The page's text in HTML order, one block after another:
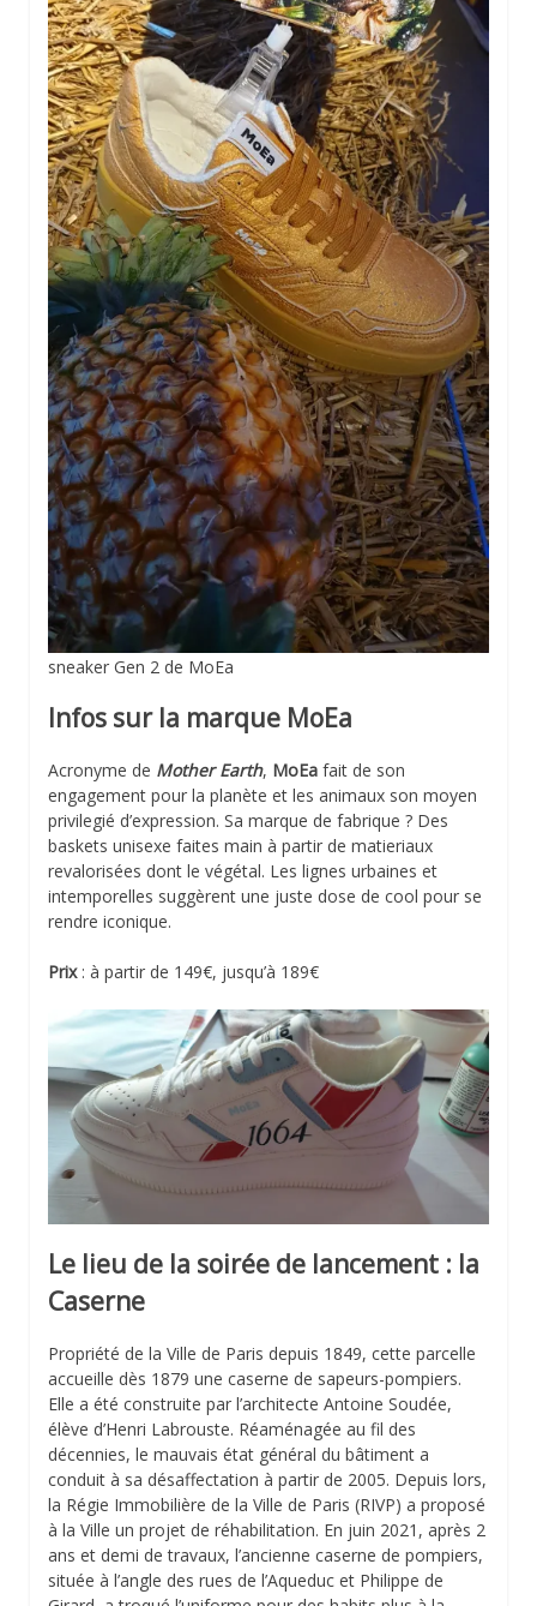
sneaker Gen 2 de MoEa
Infos sur la marque MoEa
Acronyme de Mother Earth, MoEa fait de son
engagement pour la planète et les animaux son moyen
privilegié d’expression. Sa marque de fabrique ? Des
baskets unisexe faites main à partir de matieriaux
revalorisées dont le végétal. Les lignes urbaines et
intemporelles suggèrent une juste dose de cool pour se
rendre iconique.
Prix : à partir de 149€, jusqu’à 189€
Le lieu de la soirée de lancement : la
Caserne
Propriété de la Ville de Paris depuis 1849, cette parcelle
accueille dès 1879 une caserne de sapeurs-pompiers.
Elle a été construite par l’architecte Antoine Soudée,
élève d’Henri Labrouste. Réaménagée au fil des
décennies, le mauvais état général du bâtiment a
conduit à sa désaffectation à partir de 2005. Depuis lors,
la Régie Immobilière de la Ville de Paris (RIVP) a proposé
à la Ville un projet de réhabilitation. En juin 2021, après 2
ans et demi de travaux, l’ancienne caserne de pompiers,
située à l’angle des rues de l’Aqueduc et Philippe de